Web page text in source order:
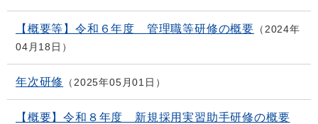
【概要等】令和６年度 管理職等研修の概要
2024年
04月18日
年次研修 2025年05月01日
【概要】令和８年度 新規採用実習助手研修の概要